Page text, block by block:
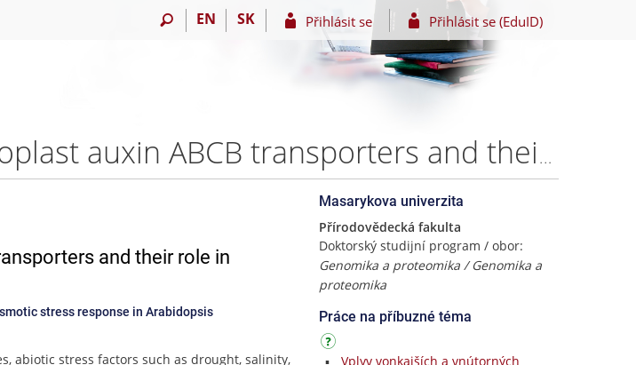
EN SK Přihlásit se Přihlásit se (EduID)
Functional characterization of chloroplast auxin ABCB transporters and their role in osmotic stress response in Arabidopsis – Prashanth Tamizhselvan, Ph.D.
and their role in
stress response in Arabidopsis
abiotic stress factors such as drought, salinity,
Masarykova univerzita
Přírodovědecká fakulta
Doktorský studijní program / obor:
Genomika a proteomika / Genomika a
proteomika
Práce na příbuzné téma
Vplyv vonkajších a vnútorných